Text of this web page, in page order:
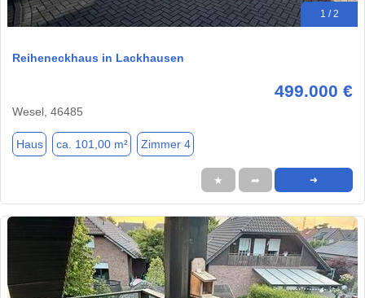
1 / 2
Reiheneckhaus in Lackhausen
499.000 €
Wesel, 46485
Haus ca. 101,00 m² Zimmer 4
★ ➦ ➜